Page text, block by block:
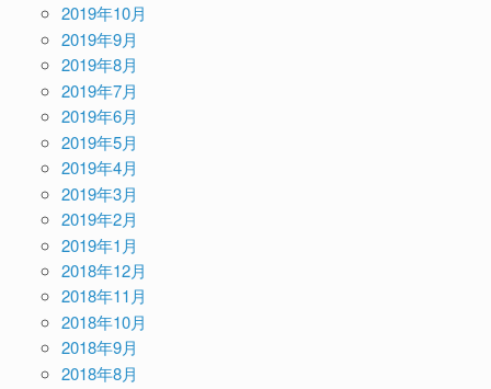
2019年10月
2019年9月
2019年8月
2019年7月
2019年6月
2019年5月
2019年4月
2019年3月
2019年2月
2019年1月
2018年12月
2018年11月
2018年10月
2018年9月
2018年8月